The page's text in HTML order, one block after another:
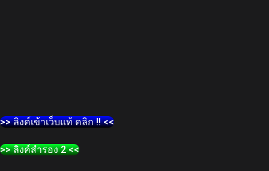
>> ลิงค์เข้าเว็บแท้ คลิก !! <<
>> ลิงค์สำรอง 2 <<